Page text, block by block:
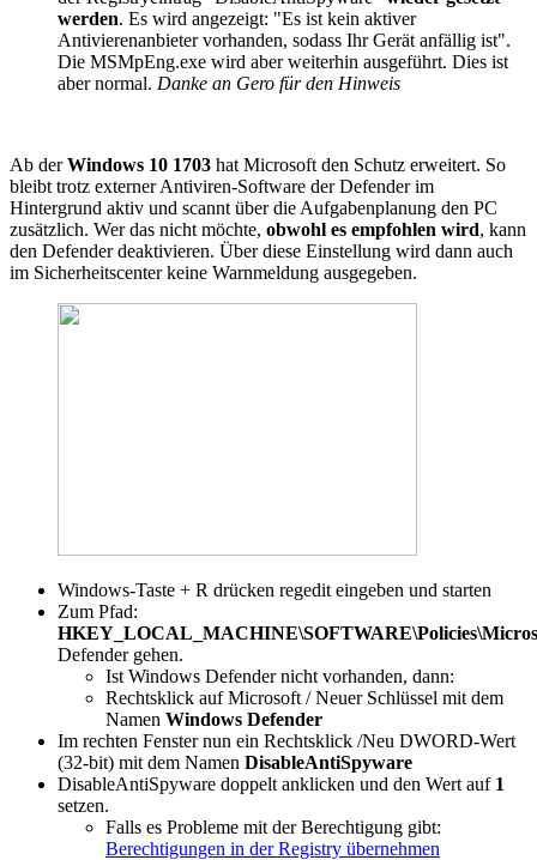
werden. Es wird angezeigt: "Es ist kein aktiver
Antivierenanbieter vorhanden, sodass Ihr Gerät anfällig ist".
Die MSMpEng.exe wird aber weiterhin ausgeführt. Dies ist
aber normal. Danke an Gero für den Hinweis
Ab derWindows 10 1703 hat Microsoft den Schutz erweitert. So
bleibt trotz externer Antiviren-Software der Defender im
Hintergrund aktiv und scannt über die Aufgabenplanung den PC
zusätzlich. Wer das nicht möchte, obwohl es empfohlen wird, kann
den Defender deaktivieren. Über diese Einstellung wird dann auch
im Sicherheitscenter keine Warnmeldung ausgegeben.
Windows-Taste + R drücken regedit eingeben und starten
Zum Pfad:
Defender gehen.
Ist Windows Defender nicht vorhanden, dann:
Rechtsklick auf Microsoft / Neuer Schlüssel mit dem
Namen Windows Defender
Im rechten Fenster nun ein Rechtsklick /Neu DWORD-Wert
(32-bit) mit dem Namen DisableAntiSpyware
DisableAntiSpyware doppelt anklicken und den Wert auf 1
setzen.
Falls es Probleme mit der Berechtigung gibt:
Berechtigungen in der Registry übernehmen